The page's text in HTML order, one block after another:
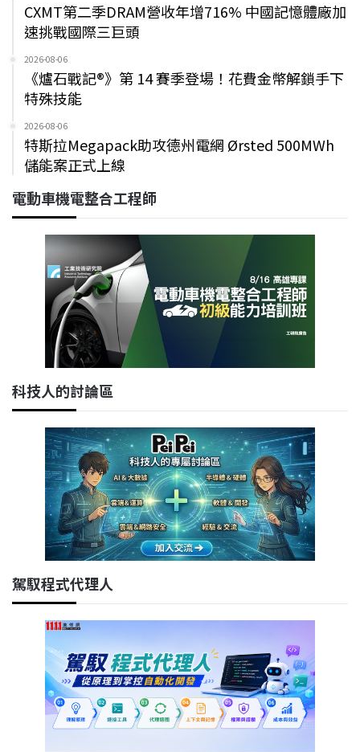
CXMT第二季DRAM營收年增716% 中國記憶體廠加
速挑戰國際三巨頭
2026-08-06
《爐石戰記®》第 14 賽季登場！花費金幣解鎖手下
特殊技能
2026-08-06
特斯拉Megapack助攻德州電網 Ørsted 500MWh
儲能案正式上線
電動車機電整合工程師
科技人的討論區
駕馭程式代理人